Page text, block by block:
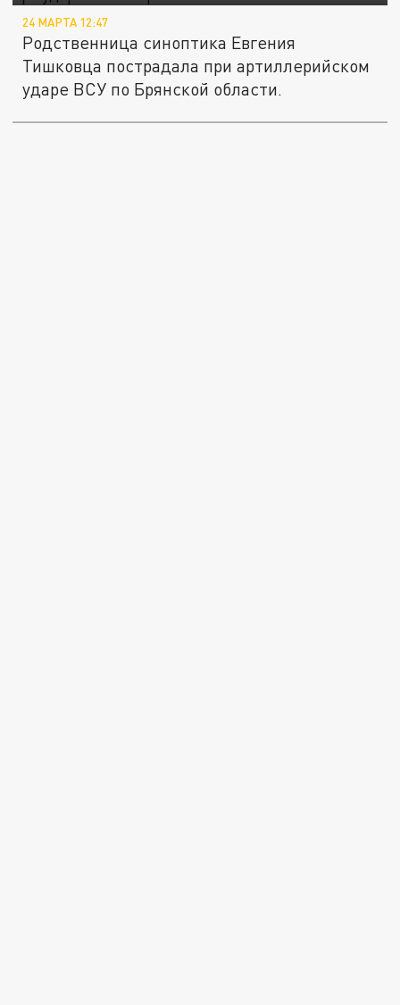
24 МАРТА 12:47
Родственница синоптика Евгения
Тишковца пострадала при артиллерийском
ударе ВСУ по Брянской области.